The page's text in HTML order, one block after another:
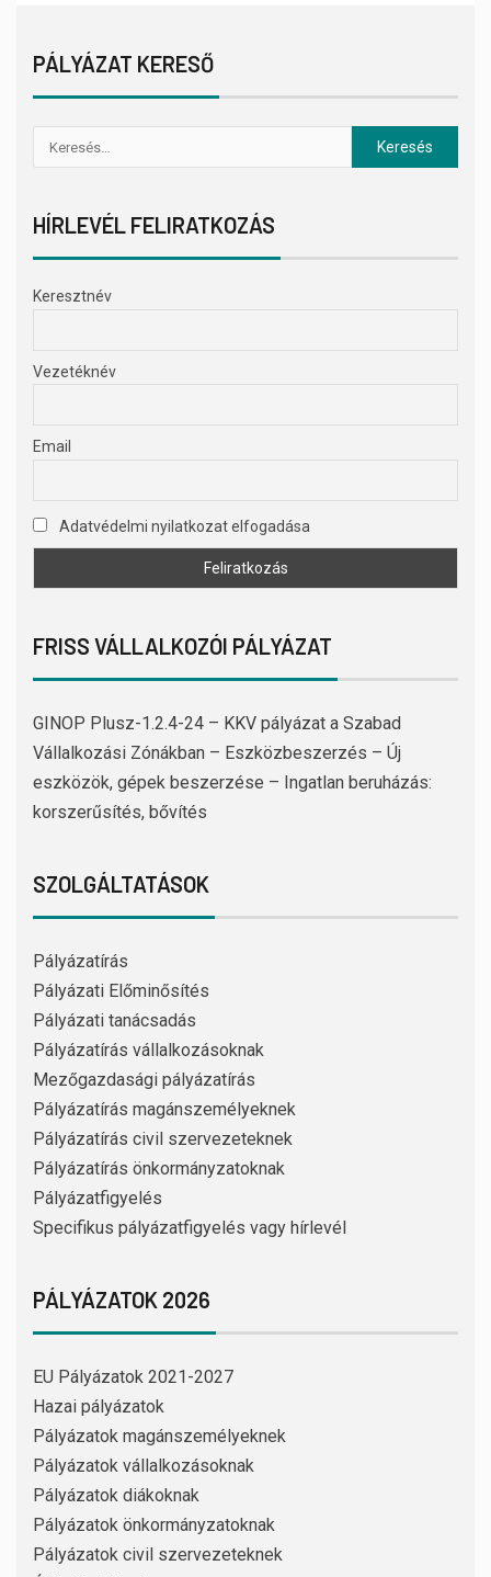
PÁLYÁZAT KERESŐ
HÍRLEVÉL FELIRATKOZÁS
Keresztnév
Vezetéknév
Email
Adatvédelmi nyilatkozat elfogadása
FRISS VÁLLALKOZÓI PÁLYÁZAT
GINOP Plusz-1.2.4-24 – KKV pályázat a Szabad
Vállalkozási Zónákban – Eszközbeszerzés – Új
eszközök, gépek beszerzése – Ingatlan beruházás:
korszerűsítés, bővítés
SZOLGÁLTATÁSOK
Pályázatírás
Pályázati Előminősítés
Pályázati tanácsadás
Pályázatírás vállalkozásoknak
Mezőgazdasági pályázatírás
Pályázatírás magánszemélyeknek
Pályázatírás civil szervezeteknek
Pályázatírás önkormányzatoknak
Pályázatfigyelés
Specifikus pályázatfigyelés vagy hírlevél
PÁLYÁZATOK 2026
EU Pályázatok 2021-2027
Hazai pályázatok
Pályázatok magánszemélyeknek
Pályázatok vállalkozásoknak
Pályázatok diákoknak
Pályázatok önkormányzatoknak
Pályázatok civil szervezeteknek